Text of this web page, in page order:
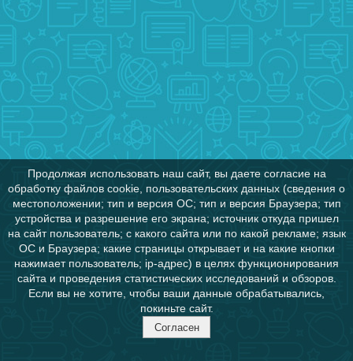
Продолжая использовать наш сайт, вы даете согласие на
обработку файлов cookie, пользовательских данных (сведения о
местоположении; тип и версия ОС; тип и версия Браузера; тип
устройства и разрешение его экрана; источник откуда пришел
на сайт пользователь; с какого сайта или по какой рекламе; язык
ОС и Браузера; какие страницы открывает и на какие кнопки
нажимает пользователь; ip-адрес) в целях функционирования
сайта и проведения статистических исследований и обзоров.
Если вы не хотите, чтобы ваши данные обрабатывались,
покиньте сайт.
Согласен